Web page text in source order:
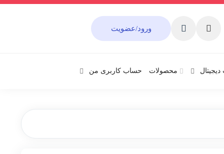
ورود/عضویت
محصولات حساب کاربری من